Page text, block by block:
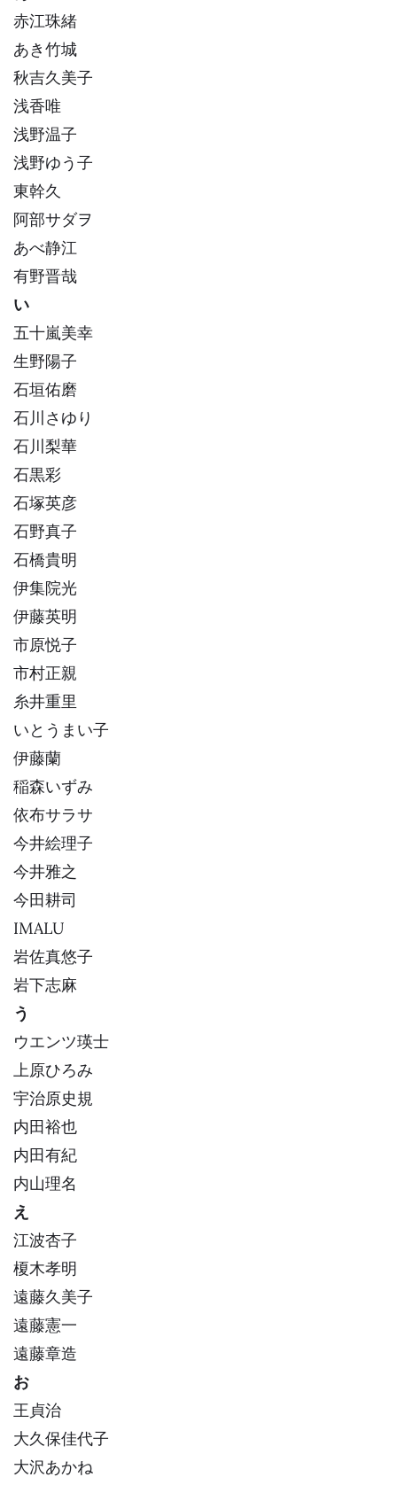
赤江珠緒
あき竹城
秋吉久美子
浅香唯
浅野温子
浅野ゆう子
東幹久
阿部サダヲ
あべ静江
有野晋哉
い
五十嵐美幸
生野陽子
石垣佑磨
石川さゆり
石川梨華
石黒彩
石塚英彦
石野真子
石橋貴明
伊集院光
伊藤英明
市原悦子
市村正親
糸井重里
いとうまい子
伊藤蘭
稲森いずみ
依布サラサ
今井絵理子
今井雅之
今田耕司
IMALU
岩佐真悠子
岩下志麻
う
ウエンツ瑛士
上原ひろみ
宇治原史規
内田裕也
内田有紀
内山理名
え
江波杏子
榎木孝明
遠藤久美子
遠藤憲一
遠藤章造
お
王貞治
大久保佳代子
大沢あかね